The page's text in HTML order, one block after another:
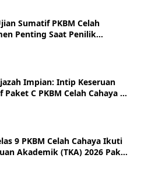
Sumatif PKBM Celah
Penting Saat Penilik
Turun Langsung!
Impian: Intip Keseruan
C PKBM Celah Cahaya di
9 PKBM Celah Cahaya Ikuti
Akademik (TKA) 2026 Paket